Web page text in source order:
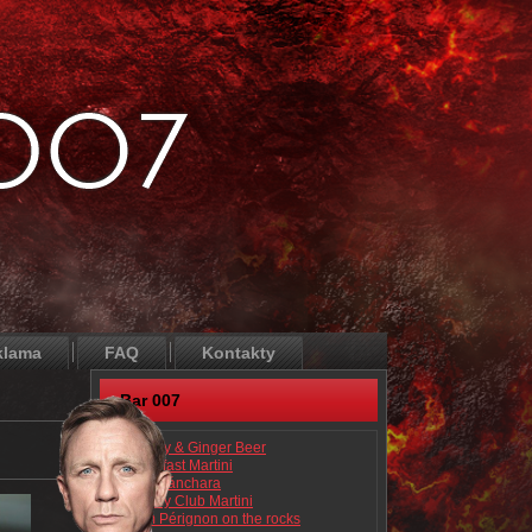
FAQ Kontakty
Bar 007
Brandy & Ginger Beer
Breakfast Martini
Canchánchara
Colony Club Martini
Dom Pérignon on the rocks